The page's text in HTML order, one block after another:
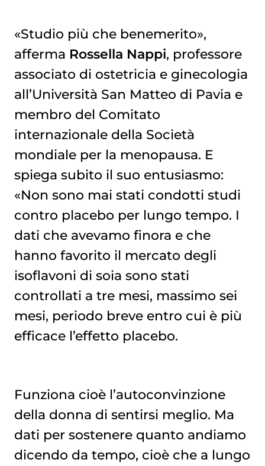
«Studio più che benemerito»,
afferma Rossella Nappi, professore
associato di ostetricia e ginecologia
all’Università San Matteo di Pavia e
membro del Comitato
internazionale della Società
mondiale per la menopausa. E
spiega subito il suo entusiasmo:
«Non sono mai stati condotti studi
contro placebo per lungo tempo. I
dati che avevamo finora e che
hanno favorito il mercato degli
isoflavoni di soia sono stati
controllati a tre mesi, massimo sei
mesi, periodo breve entro cui è più
efficace l’effetto placebo.
Funziona cioè l’autoconvinzione
della donna di sentirsi meglio. Ma
dati per sostenere quanto andiamo
dicendo da tempo, cioè che a lungo